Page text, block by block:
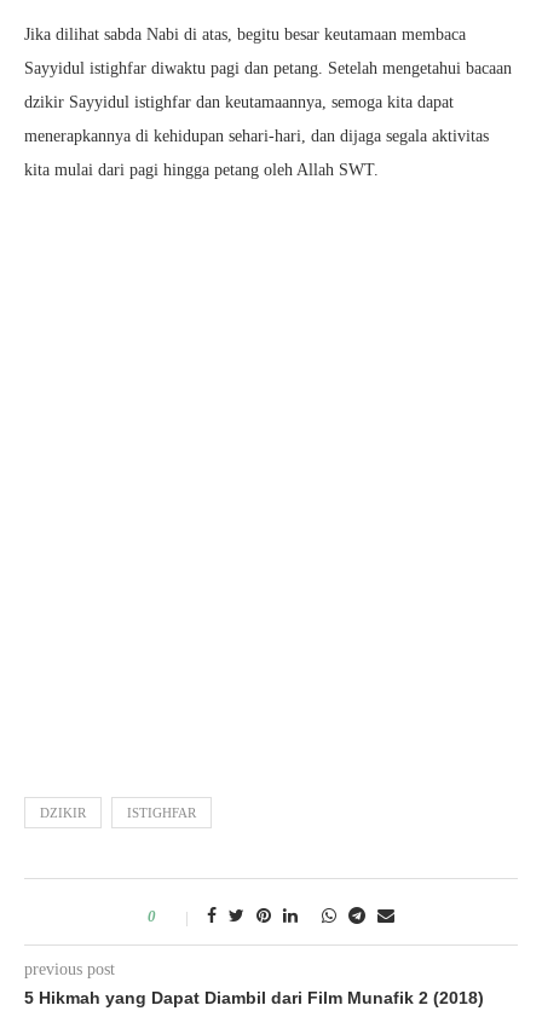
Jika dilihat sabda Nabi di atas, begitu besar keutamaan membaca
Sayyidul istighfar diwaktu pagi dan petang. Setelah mengetahui bacaan
dzikir Sayyidul istighfar dan keutamaannya, semoga kita dapat
menerapkannya di kehidupan sehari-hari, dan dijaga segala aktivitas
kita mulai dari pagi hingga petang oleh Allah SWT.
DZIKIR ISTIGHFAR
0
previous post
5 Hikmah yang Dapat Diambil dari Film Munafik 2 (2018)